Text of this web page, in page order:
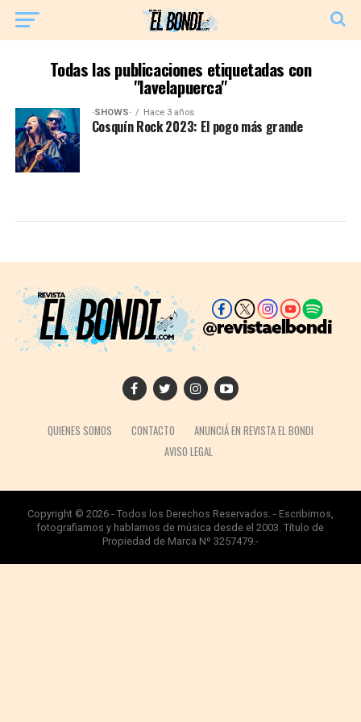
Todas las publicaciones etiquetadas con
"lavelapuerca"
·SHOWS· Hace 3 años
Cosquín Rock 2023: El pogo más grande
QUIENES SOMOS CONTACTO
ANUNCIÁ EN REVISTA EL BONDI
AVISO LEGAL
Copyright © 2026 - Todos los Derechos Reservados. - Escribimos,
fotografiamos y hablamos de música desde el 2003. Título de
Propiedad de Marca Nº 3257479.-